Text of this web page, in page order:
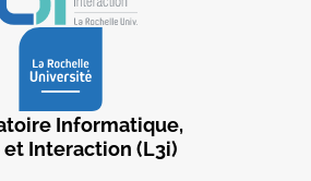
Informatique,
et Interaction (L3i)